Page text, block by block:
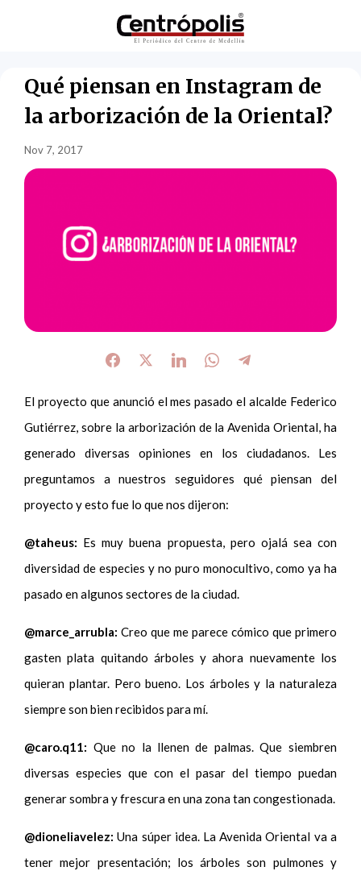
Qué piensan en Instagram de
la arborización de la Oriental?
Nov 7, 2017
El proyecto que anunció el mes pasado el alcalde Federico
Gutiérrez, sobre la arborización de la Avenida Oriental, ha
generado diversas opiniones en los ciudadanos. Les
preguntamos a nuestros seguidores qué piensan del
proyecto y esto fue lo que nos dijeron:
@taheus: Es muy buena propuesta, pero ojalá sea con
diversidad de especies y no puro monocultivo, como ya ha
pasado en algunos sectores de la ciudad.
@marce_arrubla: Creo que me parece cómico que primero
gasten plata quitando árboles y ahora nuevamente los
quieran plantar. Pero bueno. Los árboles y la naturaleza
siempre son bien recibidos para mí.
@caro.q11: Que no la llenen de palmas. Que siembren
diversas especies que con el pasar del tiempo puedan
generar sombra y frescura en una zona tan congestionada.
@dioneliavelez: Una súper idea. La Avenida Oriental va a
tener mejor presentación; los árboles son pulmones y